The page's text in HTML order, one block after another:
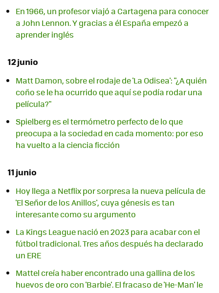
En 1966, un profesor viajó a Cartagena para conocer
a John Lennon. Y gracias a él España empezó a
aprender inglés
12 junio
Matt Damon, sobre el rodaje de 'La Odisea': "¿A quién
coño se le ha ocurrido que aquí se podía rodar una
película?"
Spielberg es el termómetro perfecto de lo que
preocupa a la sociedad en cada momento: por eso
ha vuelto a la ciencia ficción
11 junio
Hoy llega a Netflix por sorpresa la nueva película de
'El Señor de los Anillos', cuya génesis es tan
interesante como su argumento
La Kings League nació en 2023 para acabar con el
fútbol tradicional. Tres años después ha declarado
un ERE
Mattel creía haber encontrado una gallina de los
huevos de oro con 'Barbie'. El fracaso de 'He-Man' le